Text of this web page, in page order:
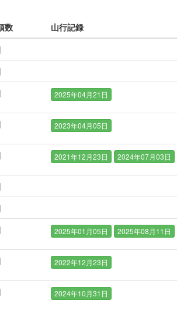
数
山行記録
2025年04月21日
2023年04月05日
2021年12月23日 2024年07月03日
2025年01月05日 2025年08月11日
2022年12月23日
2024年10月31日